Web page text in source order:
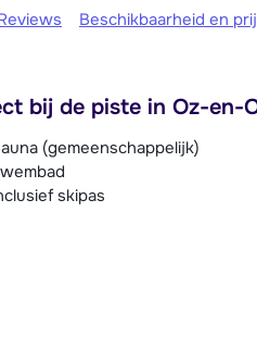
Beschikbaarheid en
bij de piste in Oz-en-
(gemeenschappelijk)
skipas